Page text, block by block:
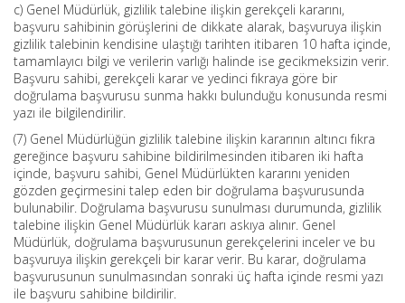
c) Genel Müdürlük, gizlilik talebine ilişkin gerekçeli kararını,
başvuru sahibinin görüşlerini de dikkate alarak, başvuruya ilişkin
gizlilik talebinin kendisine ulaştığı tarihten itibaren 10 hafta içinde,
tamamlayıcı bilgi ve verilerin varlığı halinde ise gecikmeksizin verir.
Başvuru sahibi, gerekçeli karar ve yedinci fıkraya göre bir
doğrulama başvurusu sunma hakkı bulunduğu konusunda resmi
yazı ile bilgilendirilir.
(7) Genel Müdürlüğün gizlilik talebine ilişkin kararının altıncı fıkra
gereğince başvuru sahibine bildirilmesinden itibaren iki hafta
içinde, başvuru sahibi, Genel Müdürlükten kararını yeniden
gözden geçirmesini talep eden bir doğrulama başvurusunda
bulunabilir. Doğrulama başvurusu sunulması durumunda, gizlilik
talebine ilişkin Genel Müdürlük kararı askıya alınır. Genel
Müdürlük, doğrulama başvurusunun gerekçelerini inceler ve bu
başvuruya ilişkin gerekçeli bir karar verir. Bu karar, doğrulama
başvurusunun sunulmasından sonraki üç hafta içinde resmi yazı
ile başvuru sahibine bildirilir.